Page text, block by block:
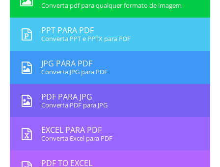
Converta pdf para qualquer formato de imagem
PPT PARA PDF
Converta PPT e PPTX para PDF
JPG PARA PDF
Converta JPG para PDF
PDF PARA JPG
Converta PDF para JPG
EXCEL PARA PDF
Converta Excel para PDF
PDF TO EXCEL